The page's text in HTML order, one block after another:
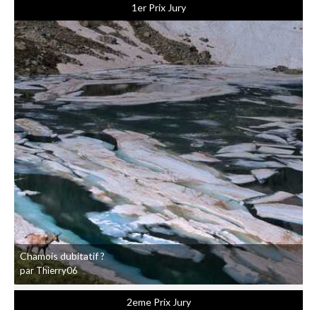
1er Prix Jury
Chamois dubitatif ?
par Thierry06
2eme Prix Jury